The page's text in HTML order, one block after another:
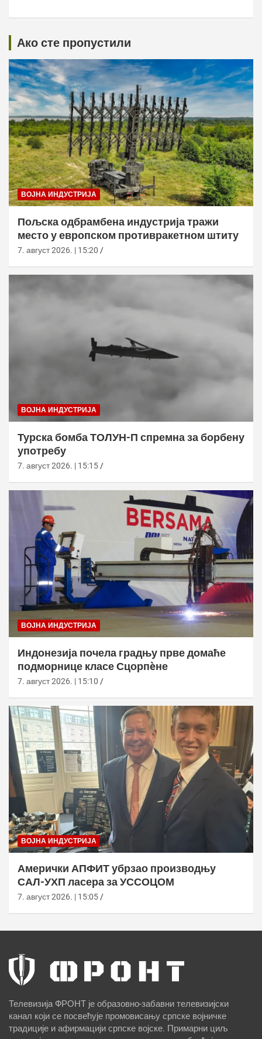
Ако сте пропустили
ВОЈНА ИНДУСТРИЈА
Пољска одбрамбена индустрија тражи
место у европском противракетном штиту
7. август 2026. | 15:20
ВОЈНА ИНДУСТРИЈА
Турска бомба ТОЛУН-П спремна за борбену
употребу
7. август 2026. | 15:15
ВОЈНА ИНДУСТРИЈА
Индонезија почела градњу прве домаће
подморнице класе Сцорпèне
7. август 2026. | 15:10
ВОЈНА ИНДУСТРИЈА
Амерички АПФИТ убрзао производњу
САЛ-УХП ласера за УССОЦОМ
7. август 2026. | 15:05
Телевизија ФРОНТ је образовно-забавни телевизијски
канал који се посвећује промовисању српске војничке
традиције и афирмацији српске војске. Примарни циљ